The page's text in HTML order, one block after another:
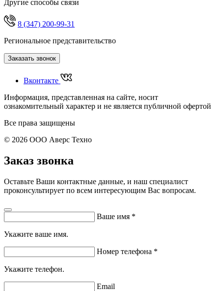
Другие способы связи
8 (347) 200-99-31
Региональное представительство
Заказать звонок
Вконтакте
Информация, представленная на сайте, носит
ознакомительный характер и не является публичной офертой
Все права защищены
© 2026 ООО Аверс Техно
Заказ звонка
Оставьте Ваши контактные данные, и наш специалист
проконсультирует по всем интересующим Вас вопросам.
Ваше имя *
Укажите ваше имя.
Номер телефона *
Укажите телефон.
Email